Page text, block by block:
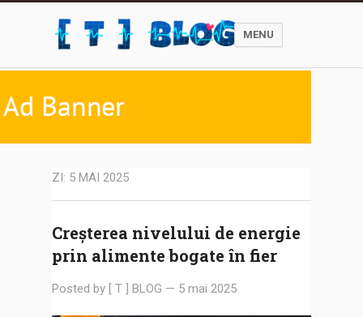
MENU
ZI: 5 MAI 2025
Creșterea nivelului de energie
prin alimente bogate în fier
Posted by [ T ] BLOG — 5 mai 2025